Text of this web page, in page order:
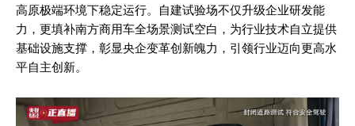
高原极端环境下稳定运行。自建试验场不仅升级企业研发能
力，更填补南方商用车全场景测试空白，为行业技术自立提供
基础设施支撑，彰显央企变革创新魄力，引领行业迈向更高水
平自主创新。